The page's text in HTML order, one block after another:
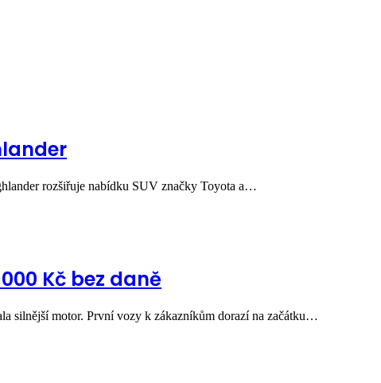
rozšiřuje nabídku SUV značky Toyota a…
Kč bez daně
silnější motor. První vozy k zákazníkům dorazí na začátku…